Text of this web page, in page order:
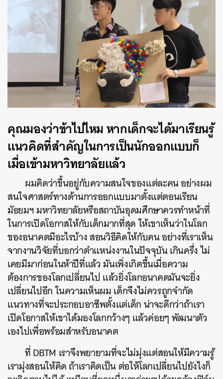
คุณมองว่าช้าไปไหม หากเด็กจะได้มาเรียนรู้
แนวคิดที่สำคัญในการเป็นนักออกแบบก็
เมื่อเข้ามหาวิทยาลัยแล้ว
ผมคิดว่าขึ้นอยู่กับความสนใจของแต่ละคน อย่างผม
สนใจศาสตร์ทางด้านการออกแบบมาตั้งแต่ตอนเรียน
มัธยมฯ มหาวิทยาลัยหรือสถาบันอุดมศึกษาควรทำหน้าที่
ในการเปิดโอกาสให้กับเด็กมากที่สุด ให้เขาเห็นว่าในโลก
ของอนาคตมีอะไรบ้าง สอนวิธีคิดให้กับคน อย่างที่เราเห็น
จากงานวิจัยที่บอกว่าตำแหน่งงานในปัจจุบัน เกินครึ่ง ไม่
เคยมีมาก่อนในห้าปีที่แล้ว มันเพิ่งเกิดขึ้นเมื่อความ
ต้องการของโลกเปลี่ยนไป แล้วยิ่งโลกอนาคตมันจะยิ่ง
เปลี่ยนไปอีก ในความเห็นผม เด็กจึงไม่ควรถูกจำกัด
แนวทางที่จะประกอบอาชีพตั้งแต่เด็ก น่าจะดีกว่าถ้าเรา
เปิดโอกาสให้เขาได้มองโลกกว้างๆ แล้วค่อยๆ พัฒนาตัว
เองไปเพื่อพร้อมสำหรับอนาคต
ที่ DBTM เราจึงพยายามที่จะไม่มุ่งแต่สอนให้มีความรู้
เรามุ่งสอนให้คิด ถ้าเราคิดเป็น ต่อให้โลกเปลี่ยนไปยังไงก็